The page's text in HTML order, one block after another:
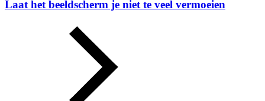
Laat het beeldscherm je niet te veel vermoeien